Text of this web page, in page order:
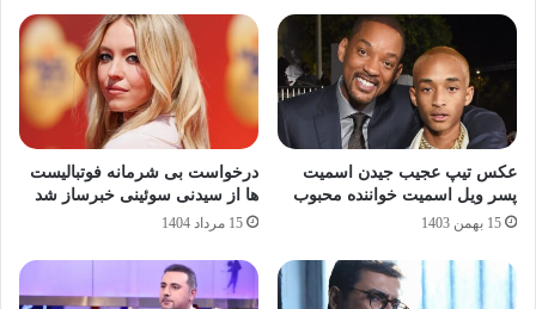
عکس تیپ عجیب جیدن اسمیت
پسر ویل اسمیت خواننده محبوب
15 بهمن 1403
درخواست بی شرمانه فوتبالیست
ها از سیدنی سوئینی خبرساز شد
15 مرداد 1404